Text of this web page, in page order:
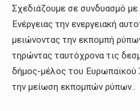
Σχεδιάζουμε σε συνδυασμό
Ενέργειας την ενεργειακή
μειώνοντας την εκπομπή
τηρώντας ταυτόχρονα τις
δήμος-μέλος του
την μείωση εκπομπών ρύπων..